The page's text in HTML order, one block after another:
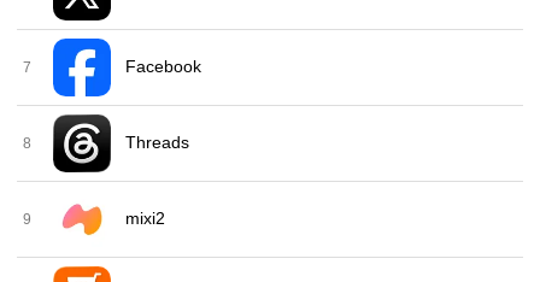
7 Facebook
8 Threads
9 mixi2